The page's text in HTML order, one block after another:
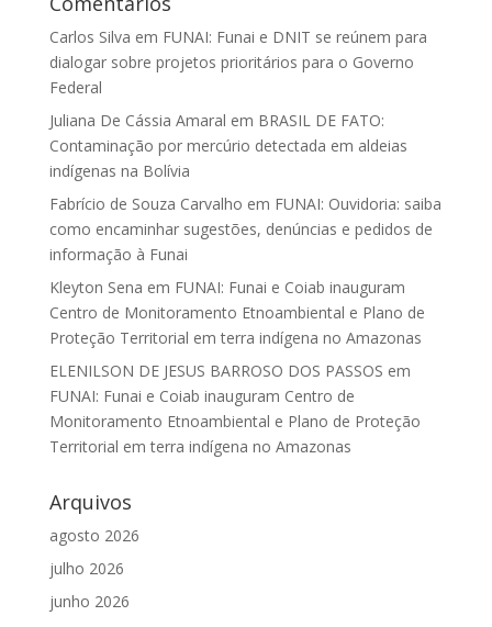
Carlos Silva em FUNAI: Funai e DNIT se reúnem para
dialogar sobre projetos prioritários para o Governo
Federal
Juliana De Cássia Amaral em BRASIL DE FATO:
Contaminação por mercúrio detectada em aldeias
indígenas na Bolívia
Fabrício de Souza Carvalho em FUNAI: Ouvidoria: saiba
como encaminhar sugestões, denúncias e pedidos de
informação à Funai
Kleyton Sena em FUNAI: Funai e Coiab inauguram
Centro de Monitoramento Etnoambiental e Plano de
Proteção Territorial em terra indígena no Amazonas
ELENILSON DE JESUS BARROSO DOS PASSOS em
FUNAI: Funai e Coiab inauguram Centro de
Monitoramento Etnoambiental e Plano de Proteção
Territorial em terra indígena no Amazonas
Arquivos
agosto 2026
julho 2026
junho 2026